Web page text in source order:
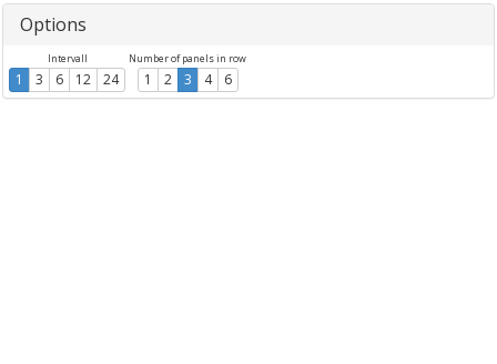
Options
Intervall
1 3 6 12 24
Number of panels in row
1 2 3 4 6